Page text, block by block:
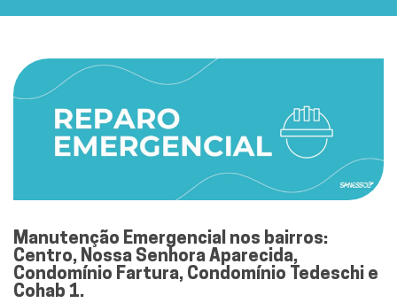
Manutenção Emergencial nos bairros:
Centro, Nossa Senhora Aparecida,
Condomínio Fartura, Condomínio Tedeschi e
Cohab 1.